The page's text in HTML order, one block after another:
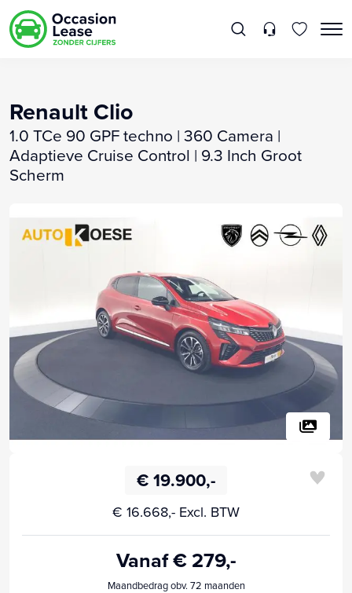
Renault Clio
1.0 TCe 90 GPF techno | 360 Camera |
Adaptieve Cruise Control | 9.3 Inch Groot
Scherm
€ 19.900,-
€ 16.668,- Excl. BTW
Vanaf € 279,-
Maandbedrag obv. 72 maanden